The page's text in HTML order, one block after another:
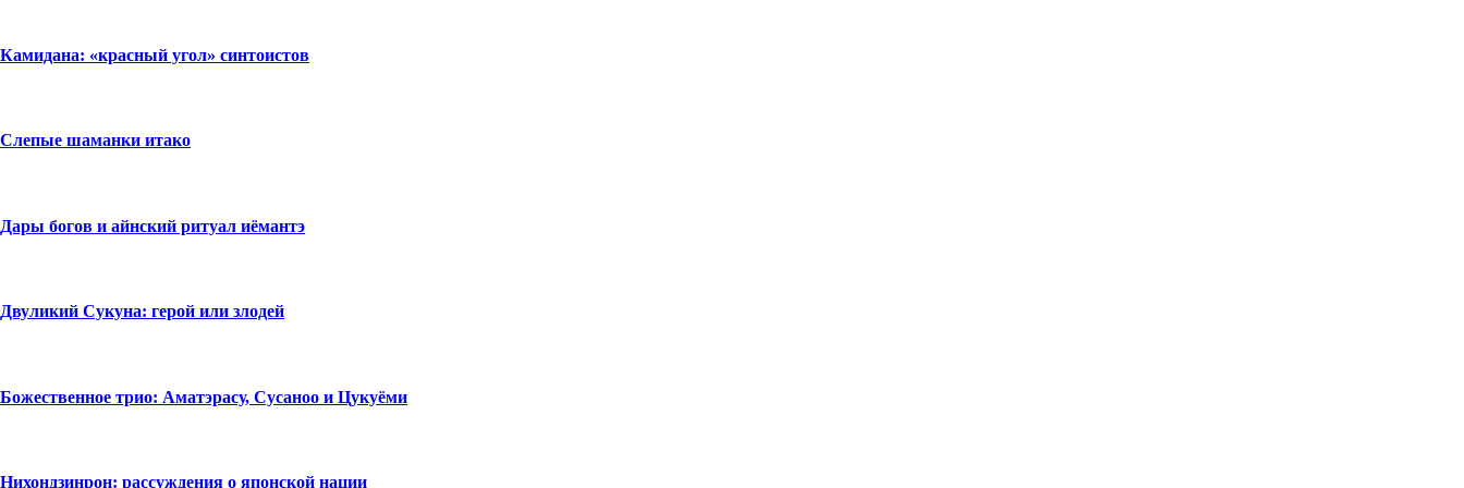
Камидана: «красный угол» синтоистов
Слепые шаманки итако
Дары богов и айнский ритуал иёмантэ
Двуликий Сукуна: герой или злодей
Божественное трио: Аматэрасу, Сусаноо и Цукуёми
Нихондзинрон: рассуждения о японской нации